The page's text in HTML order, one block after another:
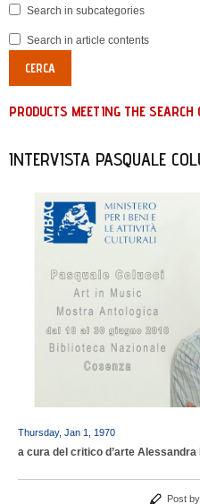
Search in subcategories
Search in article contents
PRODUCTS MEETING THE SEARCH
INTERVISTA PASQUALE
Thursday, Jan 1, 1970
a cura del critico d’arte
Post by